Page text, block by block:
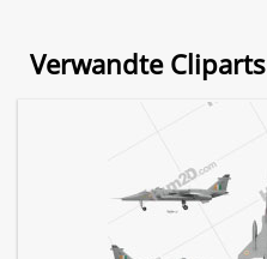
Verwandte Cliparts